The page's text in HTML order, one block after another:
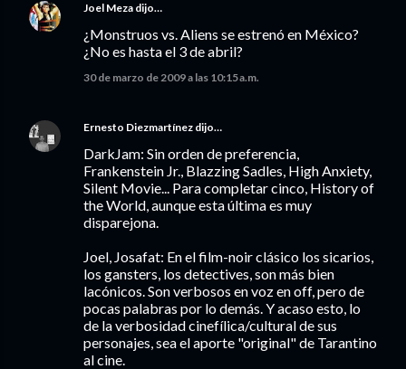
Joel Meza dijo…
¿Monstruos vs. Aliens se estrenó en México?
¿No es hasta el 3 de abril?
30 de marzo de 2009 a las 10:15 a.m.
Ernesto Diezmartínez dijo…
DarkJam: Sin orden de preferencia,
Frankenstein Jr., Blazzing Sadles, High Anxiety,
Silent Movie... Para completar cinco, History of
the World, aunque esta última es muy
disparejona.
Joel, Josafat: En el film-noir clásico los sicarios,
los gansters, los detectives, son más bien
lacónicos. Son verbosos en voz en off, pero de
pocas palabras por lo demás. Y acaso esto, lo
de la verbosidad cinefílica/cultural de sus
personajes, sea el aporte "original" de Tarantino
al cine.